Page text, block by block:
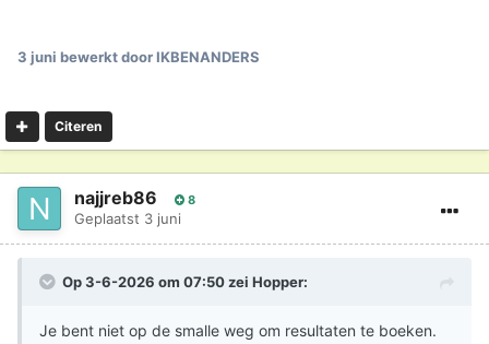
3 juni bewerkt door IKBENANDERS
Citeren
najjreb86 8
Geplaatst 3 juni
Op 3-6-2026 om 07:50 zei Hopper:
Je bent niet op de smalle weg om resultaten te boeken.